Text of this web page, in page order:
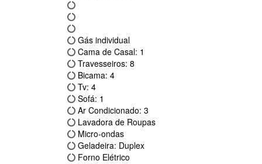
Gás individual
Cama de Casal: 1
Travesseiros: 8
Bicama: 4
Tv: 4
Sofá: 1
Ar Condicionado: 3
Lavadora de Roupas
Micro-ondas
Geladeira: Duplex
Forno Elétrico